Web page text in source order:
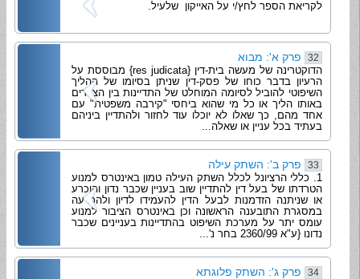
לקריאת הספר לחץ/י על האייקון שלעיל.
פרק א': מבוא
הדוקטרינה של מעשה בית-דין {res judicata} מבוססת על
הרעיון בדבר כוחו של פסק-דין שניתן בסיומו של ההליך
השיפוטי להוביל לסיומה המוחלט של התדיינות בין הצדדים
באותו הליך או כל מי שהוא ביחסי "קירבה משפטית" עם
אחד מהם, כך שאלו לא יוכלו עוד לחזור ולהתדיין ביניהם
בעתיד בכל עניין או שאלה...
פרק ב': השתק עילה
1. כללי הרציונל לכלל השתק העילה טמון באינטרס למנוע
הטרדתו של בעל דין להתדיין שוב בעניין שכבר נדון והוכרע
או שניתנה הזדמנות לבעל הדין להעמידו לדיון ולהכרעה
במסגרת התובענה הראשונה וכן באינטרס הציבור למנוע
עומס יתר על מערכת השיפוט בהתדיינות בעניינים שכבר
נדונו {ע"א 2360/99 בחר נ'...
פרק ג': השתק פלוגתא